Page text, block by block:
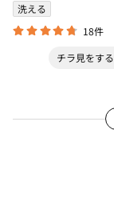
洗える
18件
チラ見をする